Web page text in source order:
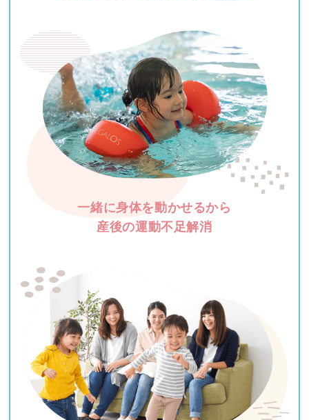
一緒に身体を動かせるから
産後の運動不足解消